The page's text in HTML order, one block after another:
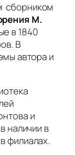
сборником
М.
в 1840
В
автора и
и
наличии в
филиалах.